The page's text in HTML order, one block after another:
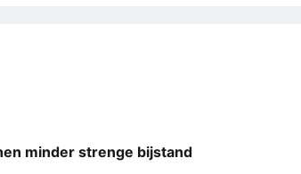
minder strenge bijstand